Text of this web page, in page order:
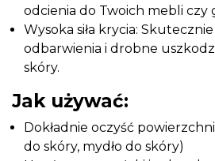
odcienia do Twoich mebli czy
Wysoka siła krycia:
odbarwienia i drobne
skóry.
Jak używać:
Dokładnie oczyść
do skóry, mydło do skóry)